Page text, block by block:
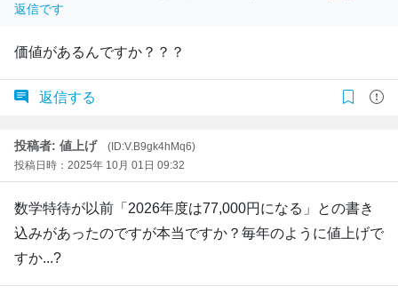
返信です
価値があるんですか？？？
返信する
投稿者: 値上げ
(ID:V.B9gk4hMq6)
投稿日時：2025年 10月 01日 09:32
数学特待が以前「2026年度は77,000円になる」との書き
込みがあったのですが本当ですか？毎年のように値上げで
すか...?